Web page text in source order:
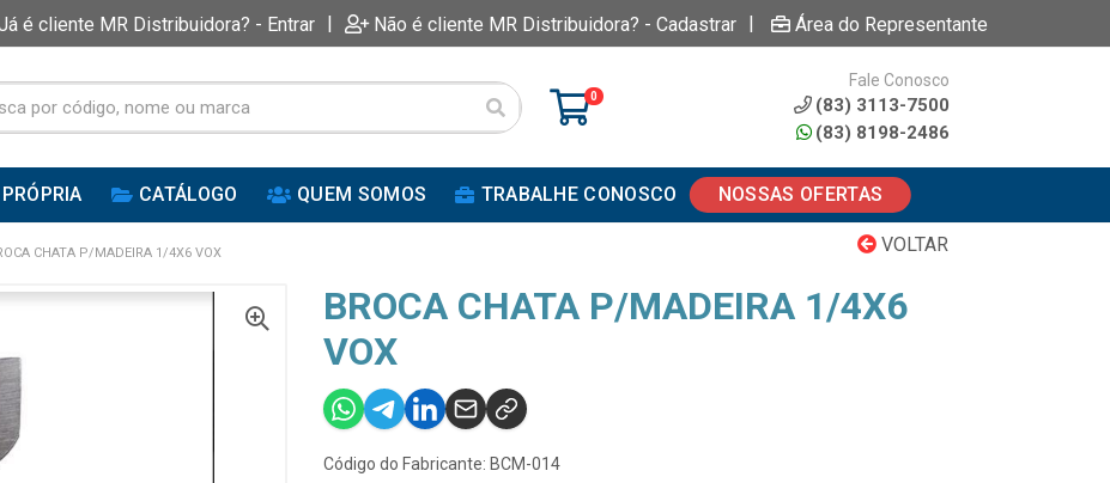
é cliente MR Distribuidora? - Entrar | Não é cliente MR Distribuidora? - Cadastrar | Área do Representante
0
Fale Conosco
(83) 3113-7500
(83) 8198-2486
CATÁLOGO QUEM SOMOS TRABALHE CONOSCO NOSSAS OFERTAS
VOLTAR
CHATA P/MADEIRA 1/4X6 VOX
BROCA CHATA P/MADEIRA 1/4X6
VOX
Código do Fabricante: BCM-014